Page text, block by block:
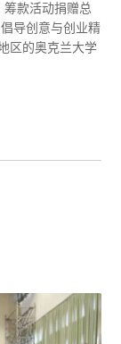
筹款活动捐赠总
导创意与创业精
区的奥克兰大学